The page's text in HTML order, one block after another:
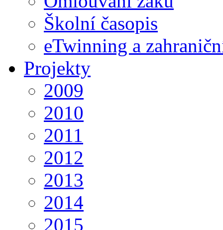
Školní časopis
eTwinning a
Projekty
2009
2010
2011
2012
2013
2014
2015